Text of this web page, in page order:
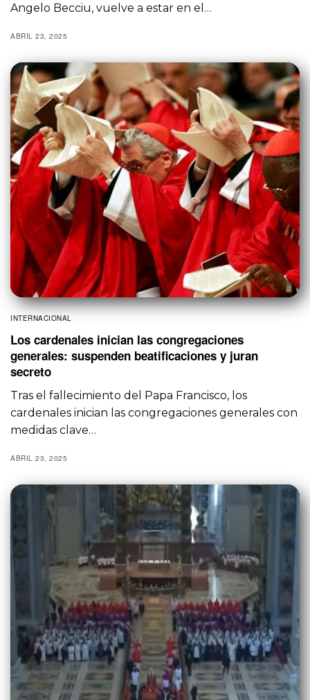
Angelo Becciu, vuelve a estar en el…
ABRIL 23, 2025
INTERNACIONAL
Los cardenales inician las congregaciones
generales: suspenden beatificaciones y juran
secreto
Tras el fallecimiento del Papa Francisco, los
cardenales inician las congregaciones generales con
medidas clave…
ABRIL 23, 2025